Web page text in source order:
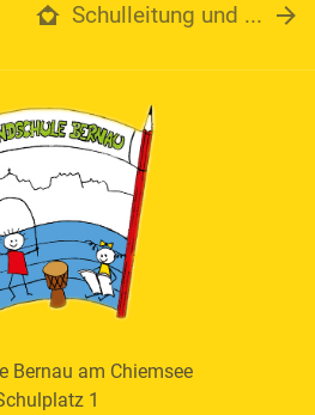
Schulleitung und ...
Bernau am Chiemsee
1